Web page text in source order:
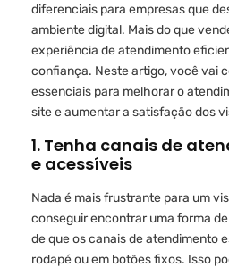
diferenciais para empresas que
ambiente digital. Mais do que
experiência de atendimento
confiança. Neste artigo, você vai
essenciais para melhorar o
site e aumentar a satisfação dos
1. Tenha canais de
e acessíveis
Nada é mais frustrante para um
conseguir encontrar uma forma
de que os canais de atendimento
rodapé ou em botões fixos. Isso